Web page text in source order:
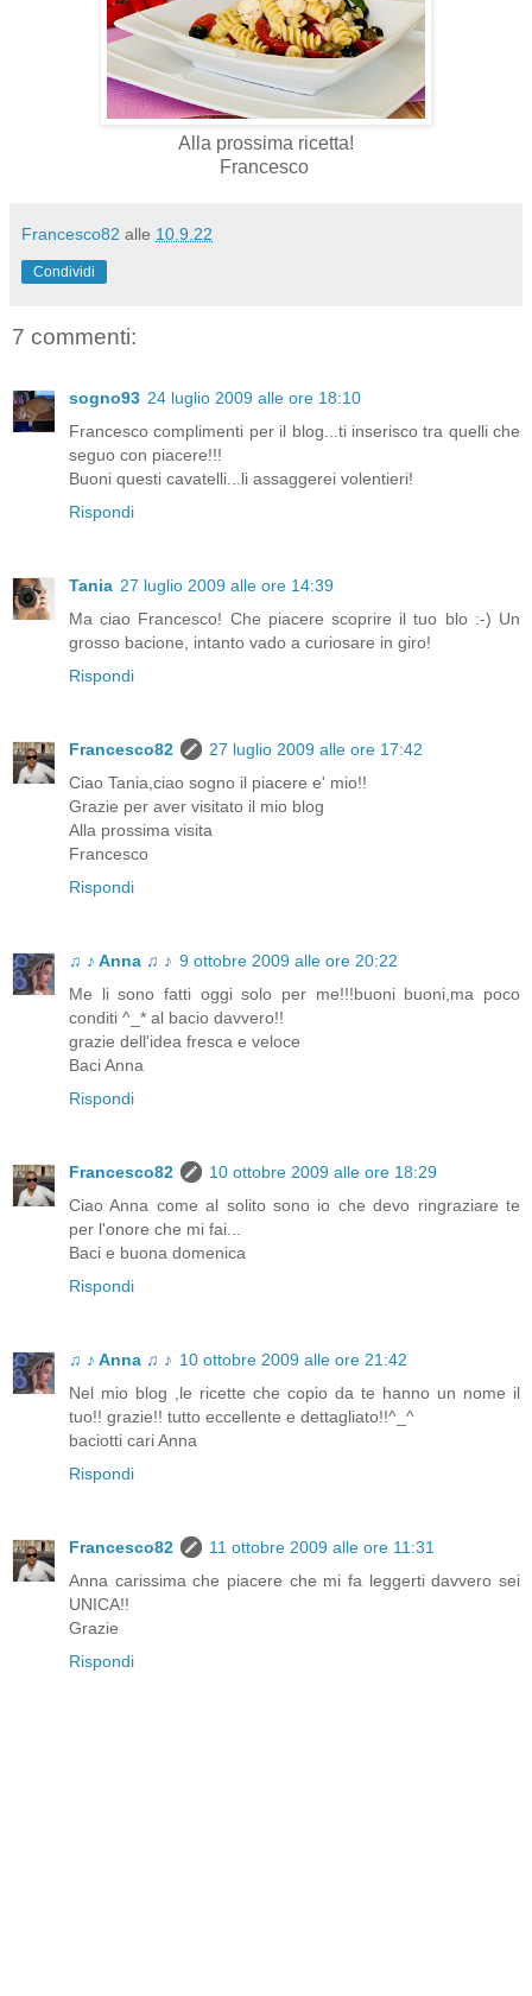
Alla prossima ricetta!
Francesco
Francesco82 alle 10.9.22
Condividi
7 commenti:
sogno93 24 luglio 2009 alle ore 18:10
Francesco complimenti per il blog...ti inserisco tra quelli che
seguo con piacere!!!
Buoni questi cavatelli...li assaggerei volentieri!
Rispondi
Tania 27 luglio 2009 alle ore 14:39
Ma ciao Francesco! Che piacere scoprire il tuo blo :-) Un
grosso bacione, intanto vado a curiosare in giro!
Rispondi
Francesco82
27 luglio 2009 alle ore 17:42
Ciao Tania,ciao sogno il piacere e' mio!!
Grazie per aver visitato il mio blog
Alla prossima visita
Francesco
Rispondi
♫ ♪ Anna ♫ ♪ 9 ottobre 2009 alle ore 20:22
Me li sono fatti oggi solo per me!!!buoni buoni,ma poco
conditi ^_* al bacio davvero!!
grazie dell'idea fresca e veloce
Baci Anna
Rispondi
Francesco82
10 ottobre 2009 alle ore 18:29
Ciao Anna come al solito sono io che devo ringraziare te
per l'onore che mi fai...
Baci e buona domenica
Rispondi
♫ ♪ Anna ♫ ♪ 10 ottobre 2009 alle ore 21:42
Nel mio blog ,le ricette che copio da te hanno un nome il
tuo!! grazie!! tutto eccellente e dettagliato!!^_^
baciotti cari Anna
Rispondi
Francesco82
11 ottobre 2009 alle ore 11:31
Anna carissima che piacere che mi fa leggerti davvero sei
UNICA!!
Grazie
Rispondi